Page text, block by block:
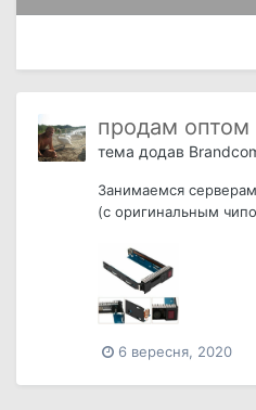
продам оптом
тема додав
Занимаемся
(с оригинальным
6 вересня, 2020